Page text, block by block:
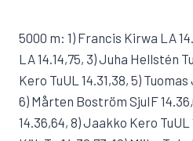
5000 m: 1) Francis Kirwa LA
LA 14.14,75, 3) Juha Hellstén
Kero TuUL 14.31,38, 5)
6) Mårten Boström SjuIF
14.36,64, 8) Jaakko Kero